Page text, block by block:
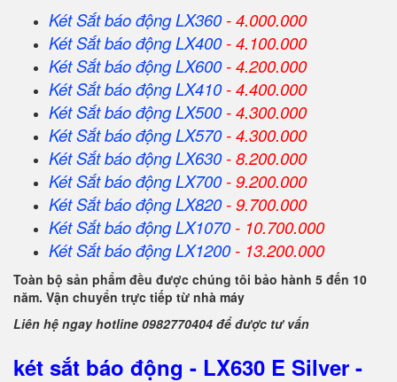
Két Sắt báo động LX360- 4.000.000
Két Sắtbáo độngLX400- 4.100.000
Két Sắtbáo độngLX600- 4.200.000
Két Sắtbáo độngLX410- 4.400.000
Két Sắtbáo độngLX500- 4.300.000
Két Sắtbáo độngLX570- 4.300.000
Két Sắtbáo độngLX630- 8.200.000
Két Sắtbáo độngLX700- 9.200.000
Két Sắtbáo độngLX820- 9.700.000
Két Sắtbáo độngLX1070- 10.700.000
Két Sắtbáo độngLX1200- 13.200.000
Toàn bộ sản phẩm đều được chúng tôi bảo hành 5 đến 10
năm. Vận chuyển trực tiếp từ nhà máy
Liên hệ ngay hotline 0982770404 để được tư vấn
két sắt báo động - LX630 E Silver -